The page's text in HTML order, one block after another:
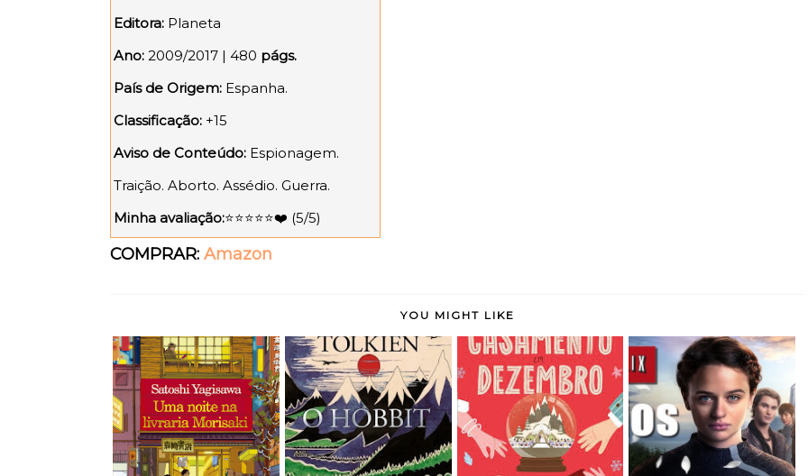
Editora: Planeta
Ano: 2009/2017 | 480 págs.
País de Origem: Espanha.
Classificação: +15
Aviso de Conteúdo: Espionagem.
Traição. Aborto. Assédio. Guerra.
Minha avaliação:⭐⭐⭐⭐⭐❤️ (5/5)
COMPRAR: Amazon
YOU MIGHT LIKE
Uma Noite na Livraria
Morisaki (vol...
O Hobbit - J. R. R.
Tolkien (resenh...
Casamento em
Dezembro - Sarah
Morga...
Feios (2024) (Filme)